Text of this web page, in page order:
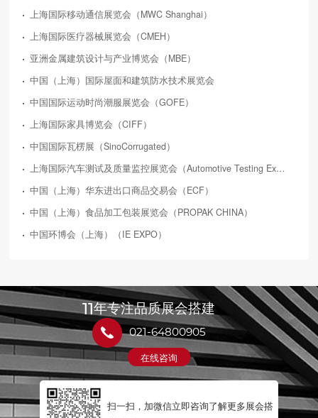
上海国际移动通信展览会（MWC Shanghai）
上海国际医疗器械展览会（CMEH）
亚洲金属建筑设计与产业博览会（MBE）
中国（上海）国际屋面和建筑防水技术展览会
中国国际运动时尚潮服展览会（GOFE）
上海国际家具博览会（CIFF）
中国国际瓦楞展（SinoCorrugated）
上海国际汽车测试及质量监控展览会（Automotive Testing Expo）
中国（上海）华东进出口商品交易会（ECF）
中国（上海）食品加工包装展览会（PROPAK CHINA）
中国环博会（上海）（IE EXPO）
11年专注品质展会搭建
021-64800905
在线咨询
扫一扫，加微信立即咨询了解更多展会搭